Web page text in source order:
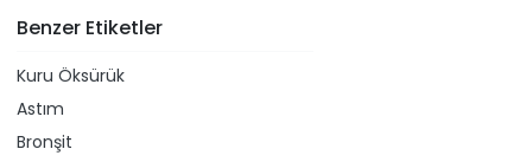
Benzer Etiketler
Kuru Öksürük
Astım
Bronşit